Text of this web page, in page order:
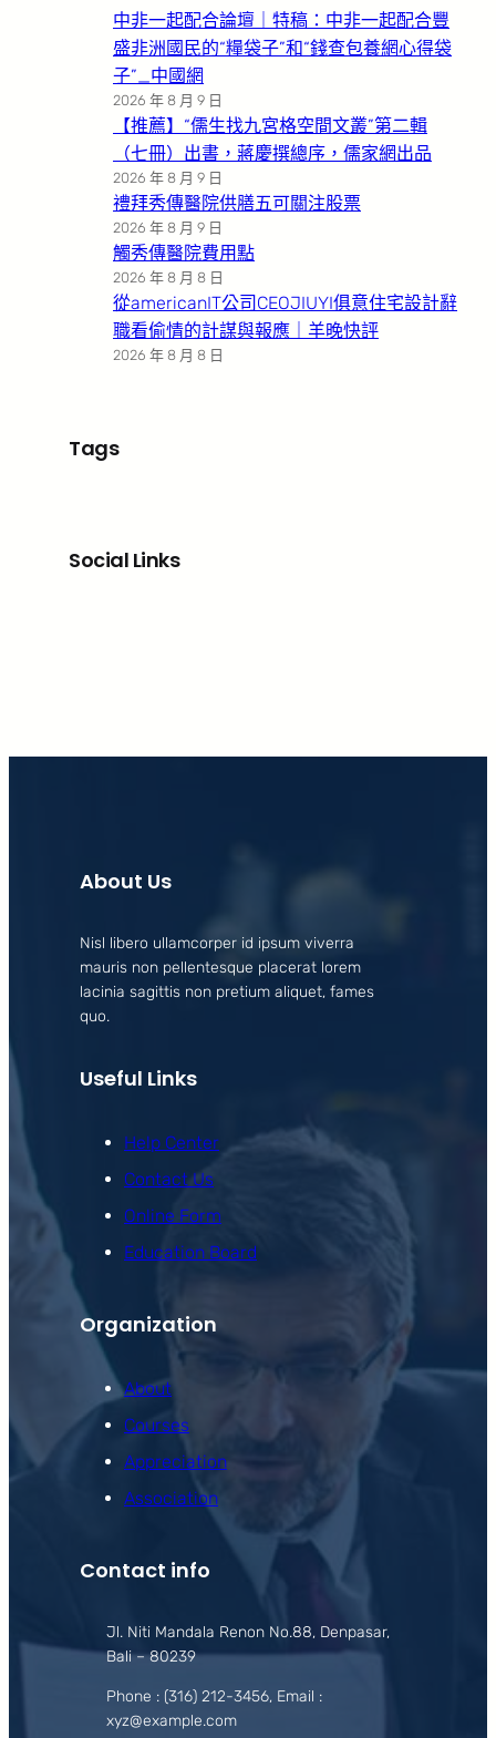
中非一起配合論壇｜特稿：中非一起配合豐
盛非洲國民的“糧袋子”和“錢查包養網心得袋
子”_中國網
2026 年 8 月 9 日
【推薦】“儒生找九宮格空間文叢”第二輯
（七冊）出書，蔣慶撰總序，儒家網出品
2026 年 8 月 9 日
禮拜秀傳醫院供膳五可關注股票
2026 年 8 月 9 日
觸秀傳醫院費用點
2026 年 8 月 8 日
從americanIT公司CEOJIUYI俱意住宅設計辭
職看偷情的計謀與報應｜羊晚快評
2026 年 8 月 8 日
Tags
Social Links
About Us
Nisl libero ullamcorper id ipsum viverra
mauris non pellentesque placerat lorem
lacinia sagittis non pretium aliquet, fames
quo.
Useful Links
Help Center
Contact Us
Online Form
Education Board
Organization
About
Courses
Appreciation
Association
Contact info
Jl. Niti Mandala Renon No.88, Denpasar,
Bali – 80239
Phone : (316) 212-3456, Email :
xyz@example.com